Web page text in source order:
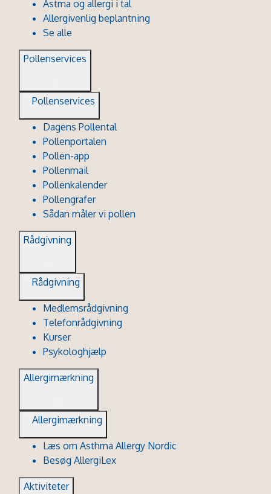
Astma og allergi i tal
Allergivenlig beplantning
Se alle
Pollenservices
Pollenservices
Dagens Pollental
Pollenportalen
Pollen-app
Pollenmail
Pollenkalender
Pollengrafer
Sådan måler vi pollen
Rådgivning
Rådgivning
Medlemsrådgivning
Telefonrådgivning
Kurser
Psykologhjælp
Allergimærkning
Allergimærkning
Læs om Asthma Allergy Nordic
Besøg AllergiLex
Aktiviteter